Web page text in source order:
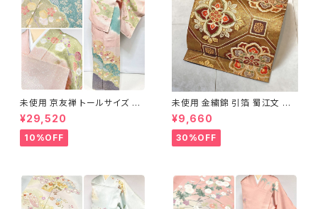
未使用 京友禅 トールサイズ 染
め分け 金彩 訪問着 袷 正絹 ピ
ンク 黄緑 紫 黄色 1438
¥29,520
10%OFF
未使用 金繍錦 引箔 蜀江文 唐
織 華紋 袋帯 正絹 金糸 ゴール
ド 赤 紫 710
¥9,660
30%OFF